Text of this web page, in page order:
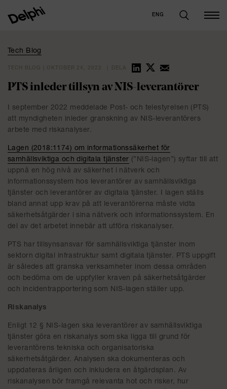
ENG
Tech Blog
PTS inleder tillsyn av NIS-leverantörer
I september 2022 meddelade Post- och telestyrelsen (PTS)
att myndigheten inleder granskning av NIS-leverantörers
arbete med riskanalyser.
Lagen (2018:1174) om informationssäkerhet för
samhällsviktiga och digitala tjänster (”NIS-lagen”) syftar till att
uppnå en hög nivå av säkerhet i nätverk och
informationssystem hos leverantörer av samhällsviktiga
tjänster och leverantörer av digitala tjänster. I lagen ställs
bland annat upp krav på att leverantörerna måste vidta
säkerhetsåtgärder i sina nätverk och informationssystem. En
del av det arbetet innebär att utföra riskanalyser.
PTS har tillsynsansvar för samhällsviktiga tjänster inom
sektorn digital infrastruktur samt digitala tjänster. PTS uppgift
är således att granska verksamheter inom dessa områden
och bedöma om de uppfyller kraven på säkerhetsåtgärder
och incidentrapportering som NIS-lagen ställer upp.
Riskanalys
Enligt 12 § NIS-lagen ska leverantörer av samhällsviktiga
tjänster göra en riskanalys som ska ligga till grund för
leverantörens tekniska och organisatoriska
säkerhetsåtgärder. Analysen ska dokumenteras och
uppdateras årligen och inkludera en åtgärdsplan. Av
riskanalysen bör framgå relevanta hot och risker, hur